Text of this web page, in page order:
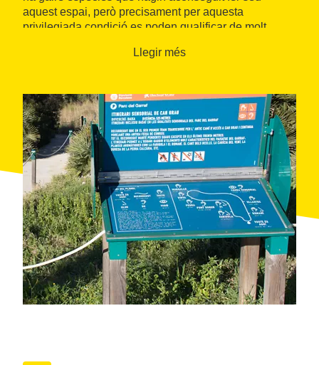
aquest espai, però precisament per aquesta
privilegiada condició es poden qualificar de molt
conèixer33 espèciescaracterístiques del parc. En
dues zones hi ha bancs perquè els visitants puguin
seure a descansar. El recorregut té una extensió
d'aproximadament 1.300 metres, 650 dels quals estan
adaptatsper a persones amb discapacitats motrius. A
més, l'itinerari disposa deplafons escrits en braille
perquè els invidents també el puguin seguir.
Comença a la Pleta, que és unamasia modernista
construïda per Francesc Berenguer i l'antic pavelló de
caça de la família Güell. Des de l'aparcament surt el
camí que va cap al bosc de pins i després cal
continuar cap al sud, fins a arribar a la carretera.
Amb altresrutes
, que tenen diferents nivells de
dificultat, es poden arribar a conèixer amb detall els
Llegir més